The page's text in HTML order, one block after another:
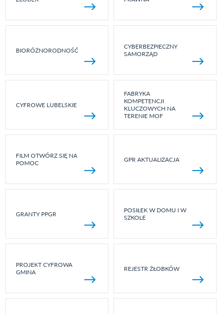
BIORÓŻNORODNOŚĆ
CYBERBEZPIECZNY
SAMORZĄD
CYFROWE LUBELSKIE
FABRYKA
KOMPETENCJI
KLUCZOWYCH NA
TERENIE MOF
FILM OTWÓRZ SIĘ NA
POMOC
GPR AKTUALIZACJA
GRANTY PPGR
POSIŁEK W DOMU I W
SZKOLE
PROJEKT CYFROWA
GMINA
REJESTR ŻŁOBKÓW